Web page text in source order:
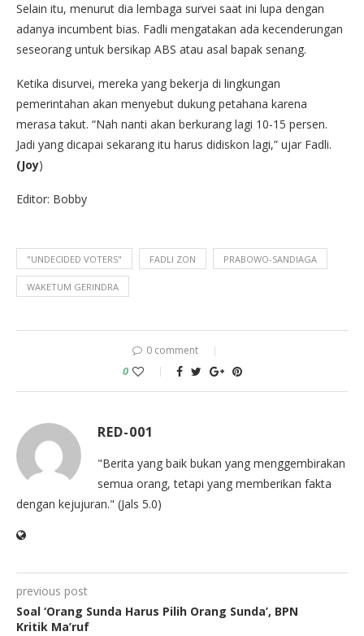
Selain itu, menurut dia lembaga survei saat ini lupa dengan
adanya incumbent bias. Fadli mengatakan ada kecenderungan
seseorang untuk bersikap ABS atau asal bapak senang.
Ketika disurvei, mereka yang bekerja di lingkungan
pemerintahan akan menyebut dukung petahana karena
merasa takut. “Nah nanti akan berkurang lagi 10-15 persen.
Jadi yang dicapai sekarang itu harus didiskon lagi,” ujar Fadli.
(Joy)
Editor: Bobby
"UNDECIDED VOTERS" FADLI ZON PRABOWO-SANDIAGA
WAKETUM GERINDRA
0 comment
0
RED-001
"Berita yang baik bukan yang menggembirakan
semua orang, tetapi yang memberikan fakta
dengan kejujuran." (Jals 5.0)
previous post
Soal ‘Orang Sunda Harus Pilih Orang Sunda’, BPN
Kritik Ma’ruf